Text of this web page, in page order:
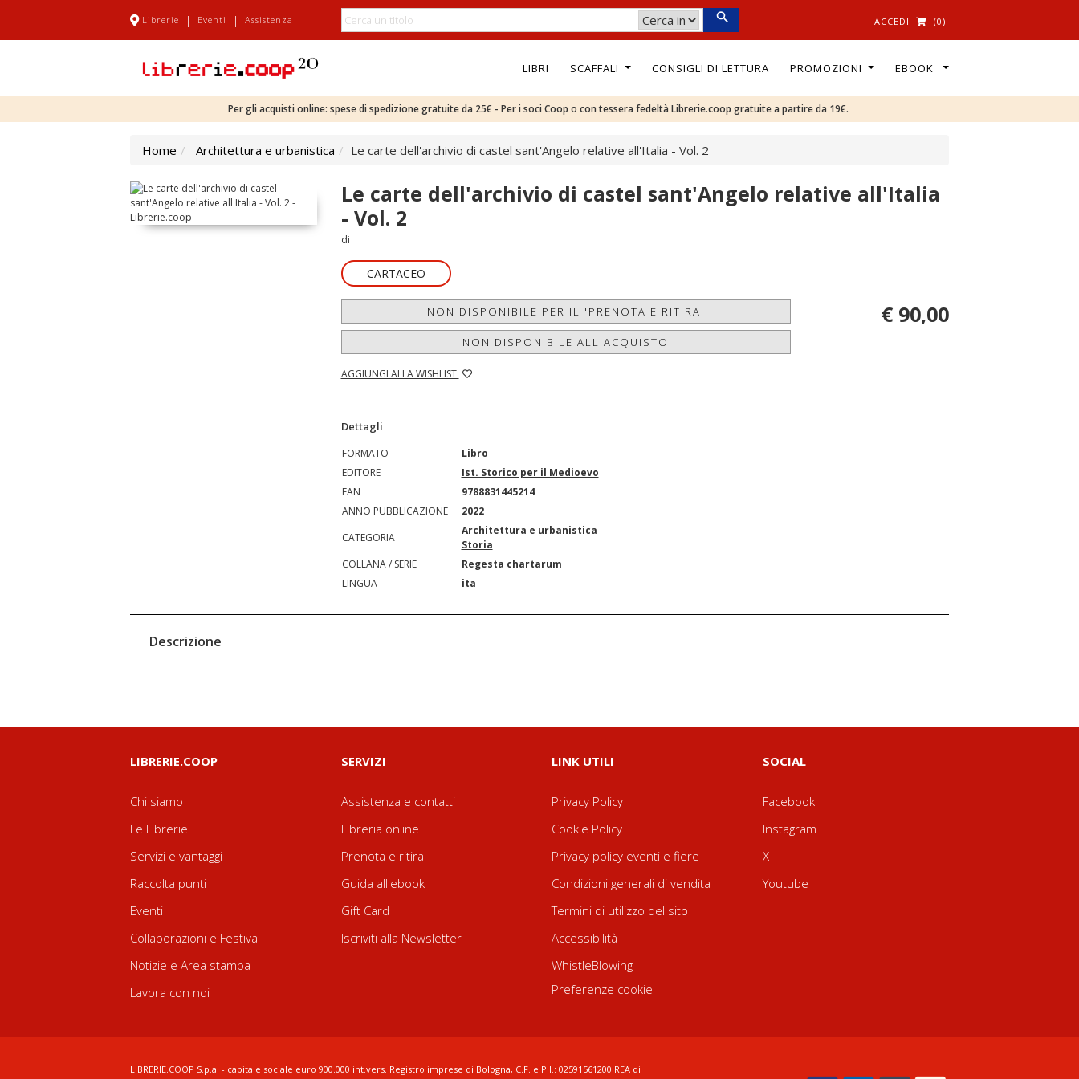
Librerie | Eventi | Assistenza ACCEDI (0)
LIBRI SCAFFALI CONSIGLI DI LETTURA PROMOZIONI EBOOK
Per gli acquisti online: spese di spedizione gratuite da 25€ - Per i soci Coop o con tessera fedeltà Librerie.coop gratuite a partire da 19€.
Home Architettura e urbanistica Le carte dell'archivio di castel sant'Angelo relative all'Italia - Vol. 2
Le carte dell'archivio di castel sant'Angelo relative all'Italia
- Vol. 2
di
CARTACEO
NON DISPONIBILE PER IL 'PRENOTA E RITIRA'
NON DISPONIBILE ALL'ACQUISTO
AGGIUNGI ALLA WISHLIST
€ 90,00
Dettagli
FORMATO
Libro
EDITORE
Ist. Storico per il Medioevo
EAN
9788831445214
ANNO PUBBLICAZIONE
2022
CATEGORIA
Architettura e urbanistica
Storia
COLLANA / SERIE
Regesta chartarum
LINGUA
ita
Descrizione
LIBRERIE.COOP
Chi siamo
Le Librerie
Servizi e vantaggi
Raccolta punti
Eventi
Collaborazioni e Festival
Notizie e Area stampa
Lavora con noi
SERVIZI
Assistenza e contatti
Libreria online
Prenota e ritira
Guida all'ebook
Gift Card
Iscriviti alla Newsletter
LINK UTILI
Privacy Policy
Cookie Policy
Privacy policy eventi e fiere
Condizioni generali di vendita
Termini di utilizzo del sito
Accessibilità
WhistleBlowing
Preferenze cookie
SOCIAL
Facebook
Instagram
X
Youtube
LIBRERIE.COOP S.p.a. - capitale sociale euro 900.000 int.vers. Registro imprese di Bologna, C.F. e P.I.: 02591561200 REA di